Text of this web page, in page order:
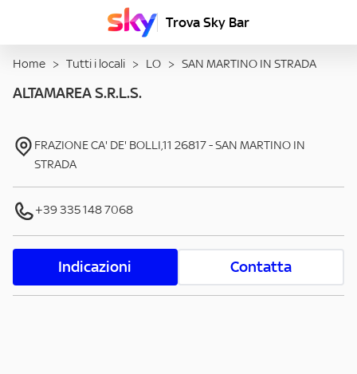
Trova Sky Bar
Home > Tutti i locali > LO > SAN MARTINO IN STRADA
ALTAMAREA S.R.L.S.
FRAZIONE CA' DE' BOLLI,11 26817-SAN MARTINO IN
STRADA
+39 335 148 7068
Indicazioni Contatta